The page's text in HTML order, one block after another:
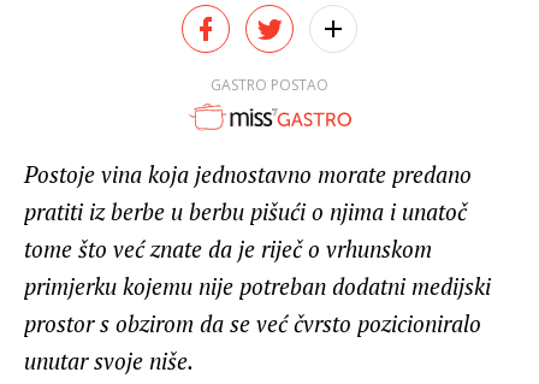
GASTRO POSTAO
Postoje vina koja jednostavno morate predano
pratiti iz berbe u berbu pišući o njima i unatoč
tome što već znate da je riječ o vrhunskom
primjerku kojemu nije potreban dodatni medijski
prostor s obzirom da se već čvrsto pozicioniralo
unutar svoje niše.